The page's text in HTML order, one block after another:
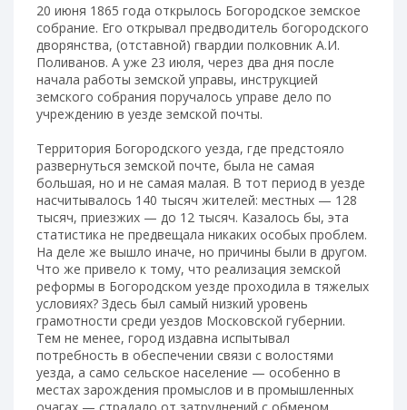
20 июня 1865 года открылось Богородское земское
собрание. Его открывал предводитель богородского
дворянства, (отставной) гвардии полковник А.И.
Поливанов. А уже 23 июля, через два дня после
начала работы земской управы, инструкцией
земского собрания поручалось управе дело по
учреждению в уезде земской почты.
Территория Богородского уезда, где предстояло
развернуться земской почте, была не самая
большая, но и не самая малая. В тот период в уезде
насчитывалось 140 тысяч жителей: местных — 128
тысяч, приезжих — до 12 тысяч. Казалось бы, эта
статистика не предвещала никаких особых проблем.
На деле же вышло иначе, но причины были в другом.
Что же привело к тому, что реализация земской
реформы в Богородском уезде проходила в тяжелых
условиях? Здесь был самый низкий уровень
грамотности среди уездов Московской губернии.
Тем не менее, город издавна испытывал
потребность в обеспечении связи с волостями
уезда, а само сельское население — особенно в
местах зарождения промыслов и в промышленных